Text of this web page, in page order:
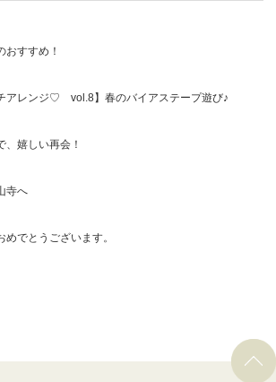
おすすめ！
アレンジ♡ vol.8】春のバイアステープ遊び♪
、嬉しい再会！
寺へ
でとうございます。